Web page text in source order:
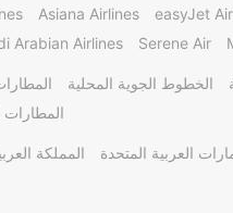
easyJet
Asiana Airlines
Serene Air
Arabian Airlines
الخطوط الجوية المحلية
المطارات
العربية المتحدة المملكة